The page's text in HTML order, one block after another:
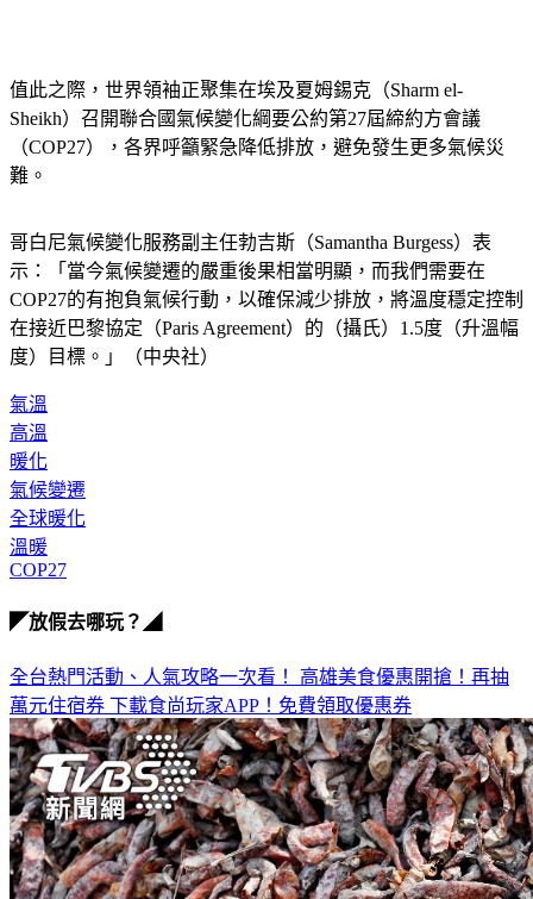
值此之際，世界領袖正聚集在埃及夏姆錫克（Sharm el-
Sheikh）召開聯合國氣候變化綱要公約第27屆締約方會議
（COP27），各界呼籲緊急降低排放，避免發生更多氣候災
哥白尼氣候變化服務副主任勃吉斯（Samantha Burgess）表
示：「當今氣候變遷的嚴重後果相當明顯，而我們需要在
COP27的有抱負氣候行動，以確保減少排放，將溫度穩定控制
在接近巴黎協定（Paris Agreement）的（攝氏）1.5度（升溫幅
氣溫
高溫
暖化
氣候變遷
全球暖化
溫暖
全台熱門活動、人氣攻略一次看！高雄美食優惠開搶！再抽
萬元住宿券下載食尚玩家APP！免費領取優惠券